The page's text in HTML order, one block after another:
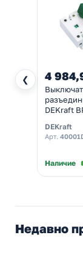
❮ 4
DEKraft
DEKraft
Арт.
Наличие
Недавно